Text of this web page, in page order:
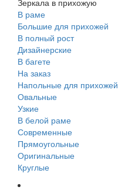
Зеркала в прихожую
В раме
Большие для прихожей
В полный рост
Дизайнерские
В багете
На заказ
Напольные для прихожей
Овальные
Узкие
В белой раме
Современные
Прямоугольные
Оригинальные
Круглые